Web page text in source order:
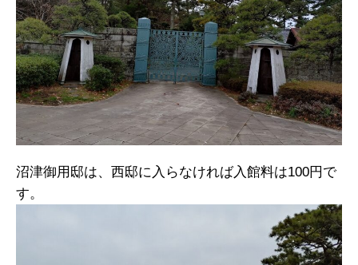
沼津御用邸は、西邸に入らなければ入館料は100円で
す。